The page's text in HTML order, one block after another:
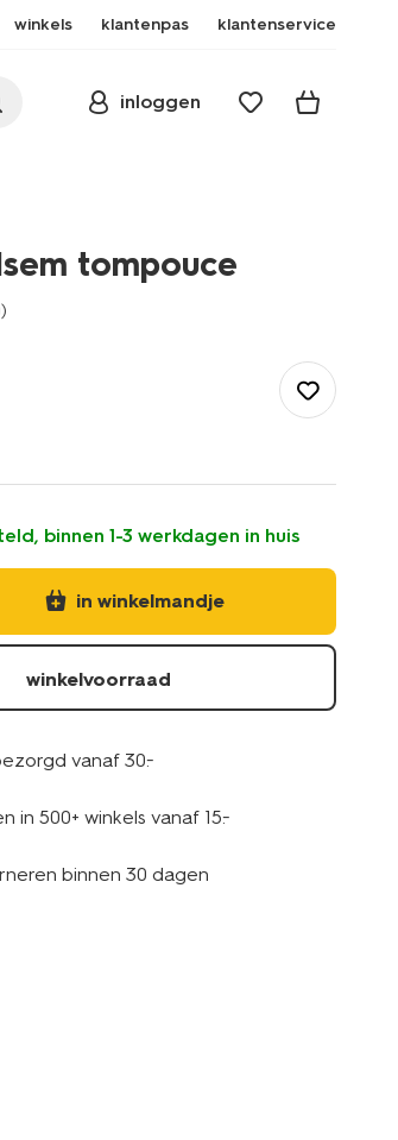
winkels klantenpas klantenservice
inloggen
tompouce
lippenbalsem-
binnen 1-3 werkdagen in huis
in winkelmandje
winkelvoorraad
vanaf 30.-
in 500+ winkels vanaf 15.-
binnen 30 dagen